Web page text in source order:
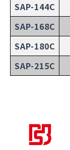
SAP-144C
SAP-168C
SAP-180C
SAP-215C